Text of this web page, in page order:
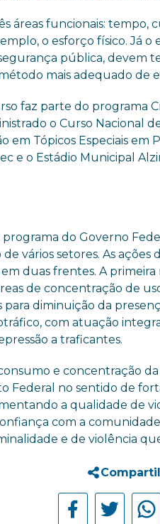
áreas funcionais: tempo,
o esforço físico. Já o
pública, devem
mais adequado de
faz parte do programa
o Curso Nacional
em Tópicos Especiais em
e o Estádio Municipal
do Governo
vários setores. As
duas frentes. A
de concentração de
para diminuição da
com atuação
a traficantes.
e concentração
Federal no sentido de
a qualidade de
com a
e de violência